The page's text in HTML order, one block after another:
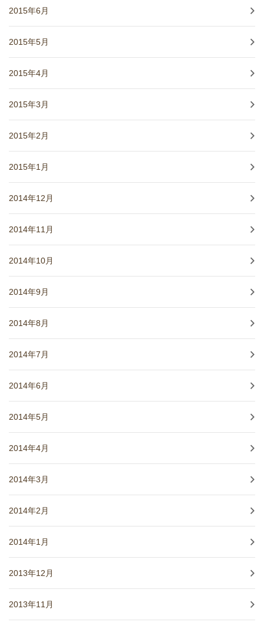
2015年6月
2015年5月
2015年4月
2015年3月
2015年2月
2015年1月
2014年12月
2014年11月
2014年10月
2014年9月
2014年8月
2014年7月
2014年6月
2014年5月
2014年4月
2014年3月
2014年2月
2014年1月
2013年12月
2013年11月